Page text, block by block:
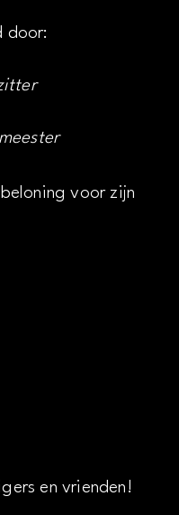
door:
voor zijn
en vrienden!